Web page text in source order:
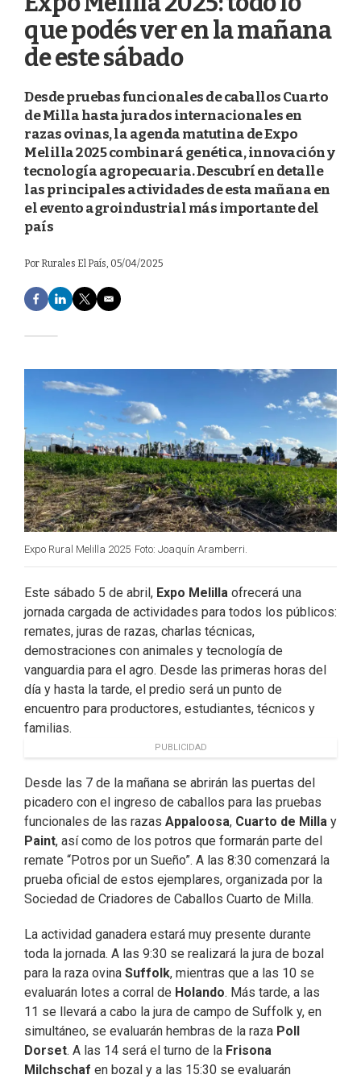
que podés ver en la mañana
de este sábado
Desde pruebas funcionales de caballos Cuarto
de Milla hasta jurados internacionales en
razas ovinas, la agenda matutina de Expo
Melilla 2025 combinará genética, innovación y
tecnología agropecuaria. Descubrí en detalle
las principales actividades de esta mañana en
el evento agroindustrial más importante del
país
Por Rurales El País, 05/04/2025
F
a
e
o
o
L
i
d
I
T
w
e
r
E
m
Expo Rural Melilla 2025 Foto: Joaquín Aramberri.
Este sábado 5 de abril, Expo Melilla ofrecerá una
jornada cargada de actividades para todos los públicos:
remates, juras de razas, charlas técnicas,
demostraciones con animales y tecnología de
vanguardia para el agro. Desde las primeras horas del
día y hasta la tarde, el predio será un punto de
encuentro para productores, estudiantes, técnicos y
familias.
PUBLICIDAD
Desde las 7 de la mañana se abrirán las puertas del
picadero con el ingreso de caballos para las pruebas
funcionales de las razas Appaloosa, Cuarto de Milla y
Paint, así como de los potros que formarán parte del
remate “Potros por un Sueño”. A las 8:30 comenzará la
prueba oficial de estos ejemplares, organizada por la
Sociedad de Criadores de Caballos Cuarto de Milla.
La actividad ganadera estará muy presente durante
toda la jornada. A las 9:30 se realizará la jura de bozal
para la raza ovina Suffolk, mientras que a las 10 se
evaluarán lotes a corral de Holando. Más tarde, a las
11 se llevará a cabo la jura de campo de Suffolk y, en
simultáneo, se evaluarán hembras de la raza Poll
Dorset. A las 14 será el turno de la Frisona
Milchschaf en bozal y a las 15:30 se evaluarán